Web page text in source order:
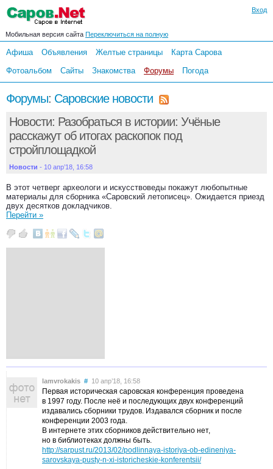
Вход
Мобильная версия сайта Переключиться на полную
Афиша Объявления Желтые страницы
Карта Сарова
Фотоальбом
Сайты Знакомства Форумы Погода
Форумы: Саровские новости
Новости: Разобраться в истории: Учёные
расскажут об итогах раскопок под
стройплощадкой
Новости - 10 апр’18, 16:58
В этот четверг археологи и искусствоведы покажут любопытные
материалы для сборника «Саровский летописец». Ожидается приезд
двух десятков докладчиков.
Перейти »
lamvrokakis # 10 апр’18, 16:58
Первая историческая саровская конференция проведена
в 1997 году. После неё и последующих двух конференций
издавались сборники трудов. Издавался сборник и после
конференции 2003 года.
В интернете этих сборников действительно нет,
но в библиотеках должны быть.
http://sarpust.ru/2013/02/podlinnaya-istoriya-ob-edineniya-
sarovskaya-pusty-n-xi-istoricheskie-konferentsii/